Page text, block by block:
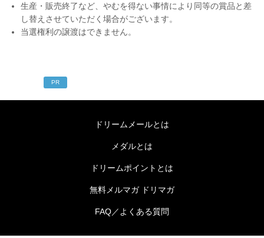
生産・販売終了など、やむを得ない事情により同等の賞品と差
し替えさせていただく場合がございます。
当選権利の譲渡はできません。
PR
ドリームメールとは
メダルとは
ドリームポイントとは
無料メルマガ ドリマガ
FAQ／よくある質問